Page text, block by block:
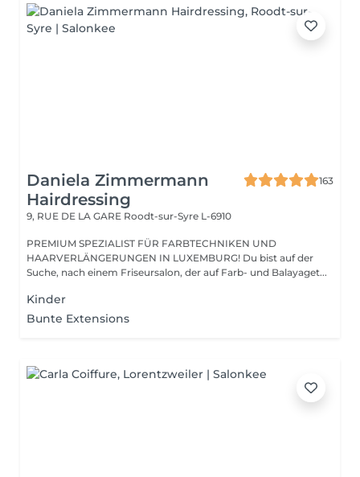
Daniela Zimmermann
Hairdressing
163
9, RUE DE LA GARE Roodt-sur-Syre L-6910
PREMIUM SPEZIALIST FÜR FARBTECHNIKEN UND
HAARVERLÄNGERUNGEN IN LUXEMBURG! Du bist auf der
Suche, nach einem Friseursalon, der auf Farb- und Balayaget...
Kinder
Bunte Extensions